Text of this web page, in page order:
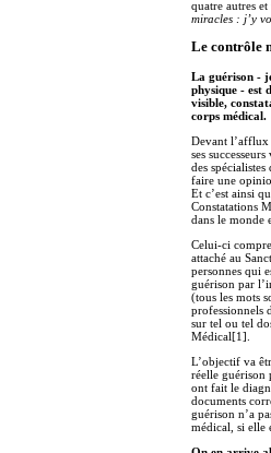
quatre autres
miracles : j’y
Le contrôle
La guérison -
physique - est
visible,
corps médical.
Devant l’afflux
ses
des
faire une
Et c’est ainsi
Constatations
dans le monde
Celui-ci
attaché au
personnes qui
guérison par
(tous les mots
professionnels
sur tel ou tel
Médical[1].
L’objectif va
réelle guérison
ont fait le
documents
guérison n’a
médical, si elle